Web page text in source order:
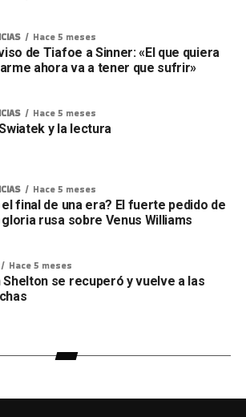
Hace 5 meses
de Tiafoe a Sinner: «El que quiera
ahora va a tener que sufrir»
Hace 5 meses
y la lectura
Hace 5 meses
el final de una era? El fuerte pedido de
gloria rusa sobre Venus Williams
Hace 5 meses
Shelton se recuperó y vuelve a las